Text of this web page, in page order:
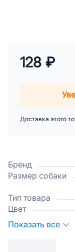
Бренд
Размер собаки
Тип товара
Цвет
Показать все
128 ₽
Доставка этого